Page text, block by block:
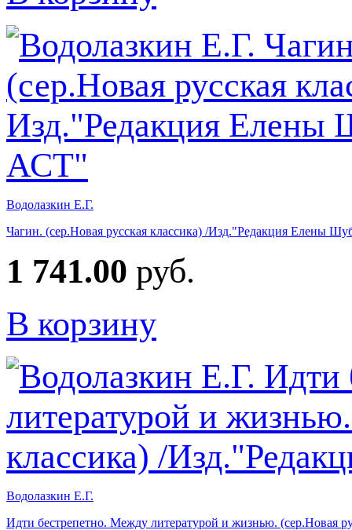
Водолазкин Е.Г.
Чагин. (сер.Новая русская классика) /Изд."Редакция Елены
1 741.00 руб.
В корзину
Водолазкин Е.Г.
Идти бестрепетно. Между литературой и жизнью. (сер.Новая